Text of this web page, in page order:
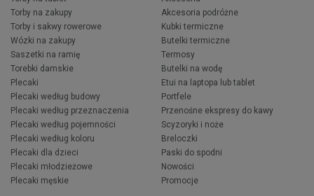
Torby na zakupy
Torby i sakwy rowerowe
Wózki na zakupy
Saszetki na ramię
Torebki damskie
Plecaki
Plecaki według budowy
Plecaki według przeznaczenia
Plecaki według pojemności
Plecaki według koloru
Plecaki dla dzieci
Plecaki młodzieżowe
Plecaki męskie
Akcesoria podróżne
Kubki termiczne
Butelki termiczne
Termosy
Butelki na wodę
Etui na laptopa lub tablet
Portfele
Przenośne ekspresy do kawy
Scyzoryki i noże
Breloczki
Paski do spodni
Nowości
Promocje